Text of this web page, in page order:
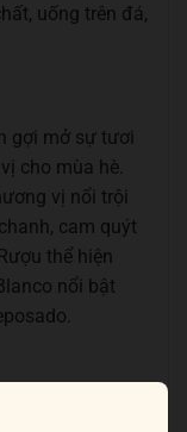
uống trên đá,
gợi mở sự tươi
cho mùa hè.
vị nổi trội
cam quýt
thể hiện
nổi bật